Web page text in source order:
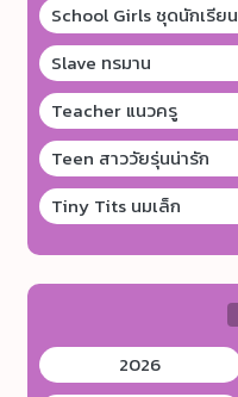
School Girls ชุดนักเรียน
Slave ทรมาน
Teacher แนวครู
Teen สาววัยรุ่นน่ารัก
Tiny Tits นมเล็ก
2026